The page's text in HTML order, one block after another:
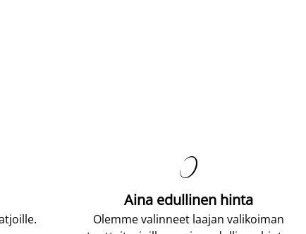

Aina edullinen hinta
Olemme valinneet laajan valikoiman